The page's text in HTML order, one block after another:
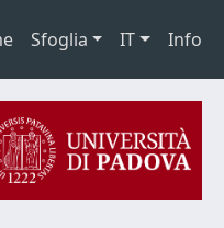
Sfoglia IT Info